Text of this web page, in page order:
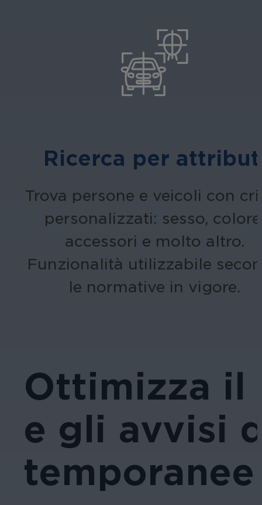
Ricerca per
Trova persone e veicoli con
personalizzati: sesso,
accessori e molto altro.
Funzionalità utilizzabile
le normative in vigore.
Ottimizza il
e gli avvisi
temporanee